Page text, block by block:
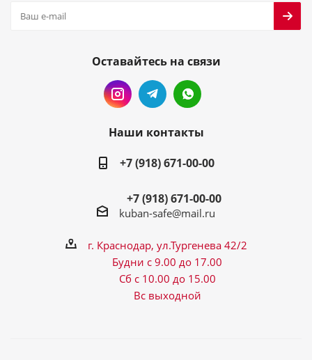
Оставайтесь на связи
Наши контакты
+7 (918) 671-00-00
+7 (918) 671-00-00
kuban-safe@mail.ru
г. Краснодар, ул.Тургенева 42/2
Будни с 9.00 до 17.00
Сб с 10.00 до 15.00
Вс выходной